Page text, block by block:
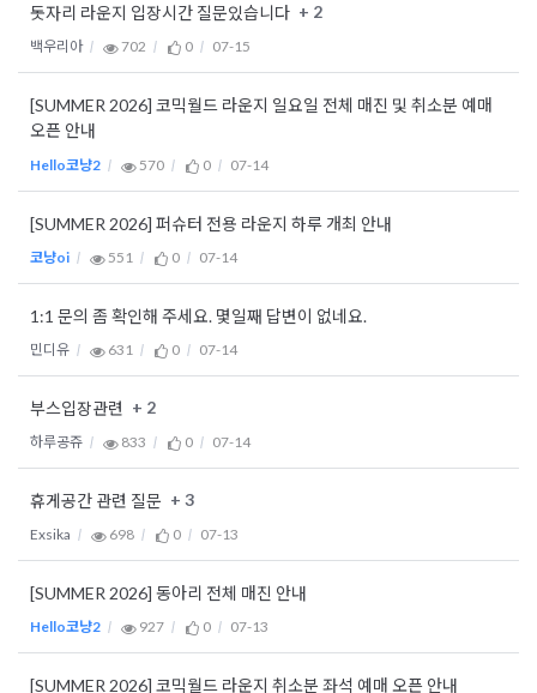
돗자리 라운지 입장시간 질문있습니다 + 2
백우리아 702 0 07-15
[SUMMER 2026] 코믹월드 라운지 일요일 전체 매진 및 취소분 예매
오픈 안내
Hello코냥2 570 0 07-14
[SUMMER 2026] 퍼슈터 전용 라운지 하루 개최 안내
코냥oi 551 0 07-14
1:1 문의 좀 확인해 주세요. 몇일째 답변이 없네요.
민디유 631 0 07-14
부스입장관련 + 2
하루공쥬 833 0 07-14
휴게공간 관련 질문 + 3
Exsika 698 0 07-13
[SUMMER 2026] 동아리 전체 매진 안내
Hello코냥2 927 0 07-13
[SUMMER 2026] 코믹월드 라운지 취소분 좌석 예매 오픈 안내